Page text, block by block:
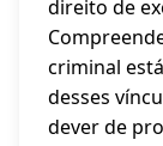
direito de
criminal
desses
dever de